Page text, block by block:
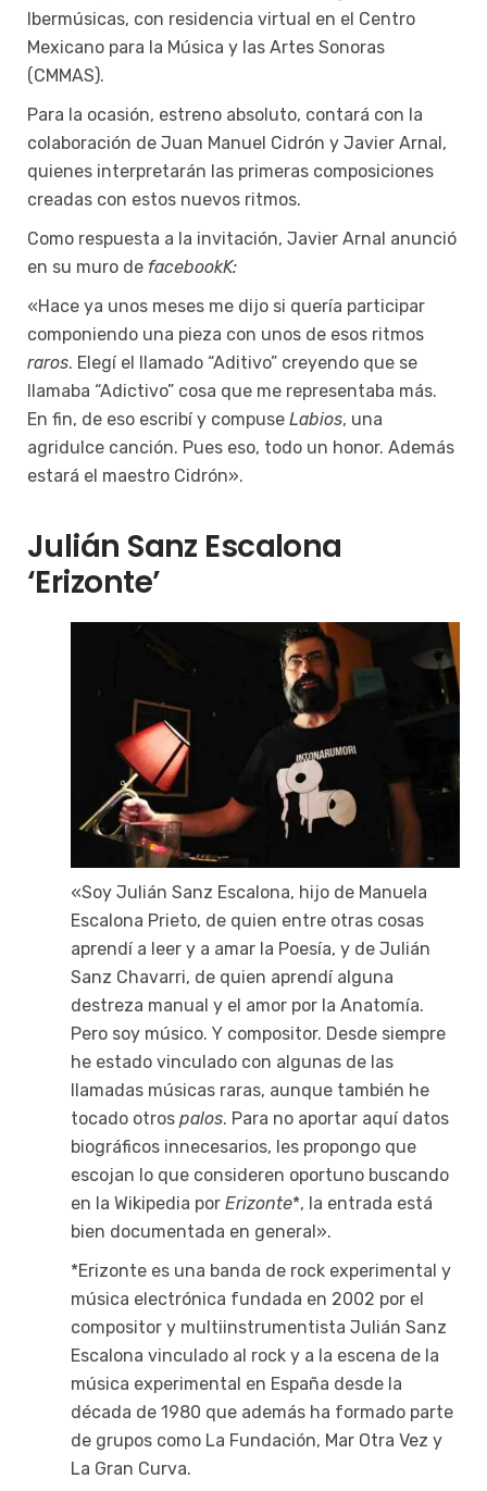
Ibermúsicas, con residencia virtual en el Centro
Mexicano para la Música y las Artes Sonoras
(CMMAS).
Para la ocasión, estreno absoluto, contará con la
colaboración de Juan Manuel Cidrón y Javier Arnal,
quienes interpretarán las primeras composiciones
creadas con estos nuevos ritmos.
Como respuesta a la invitación, Javier Arnal anunció
en su muro de facebookK:
«Hace ya unos meses me dijo si quería participar
componiendo una pieza con unos de esos ritmos
raros. Elegí el llamado “Aditivo” creyendo que se
llamaba “Adictivo” cosa que me representaba más.
En fin, de eso escribí y compuse Labios, una
agridulce canción. Pues eso, todo un honor. Además
estará el maestro Cidrón».
Julián Sanz Escalona
‘Erizonte’
«Soy Julián Sanz Escalona, hijo de Manuela
Escalona Prieto, de quien entre otras cosas
aprendí a leer y a amar la Poesía, y de Julián
Sanz Chavarri, de quien aprendí alguna
destreza manual y el amor por la Anatomía.
Pero soy músico. Y compositor. Desde siempre
he estado vinculado con algunas de las
llamadas músicas raras, aunque también he
tocado otros palos. Para no aportar aquí datos
biográficos innecesarios, les propongo que
escojan lo que consideren oportuno buscando
en la Wikipedia por Erizonte*, la entrada está
bien documentada en general».
*Erizonte es una banda de rock experimental y
música electrónica fundada en 2002 por el
compositor y multiinstrumentista Julián Sanz
Escalona vinculado al rock y a la escena de la
música experimental en España desde la
década de 1980 que además ha formado parte
de grupos como La Fundación, Mar Otra Vez y
La Gran Curva.